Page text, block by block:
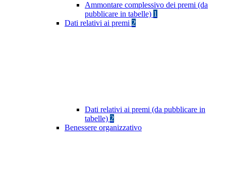
Ammontare complessivo dei premi (da
pubblicare in tabelle) 1
Dati relativi ai premi 2
Dati relativi ai premi (da pubblicare in
tabelle) 2
Benessere organizzativo